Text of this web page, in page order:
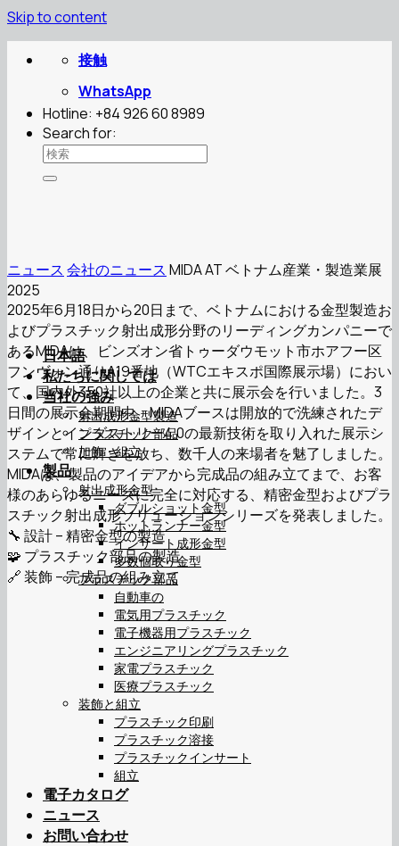
Skip to content
接触
WhatsApp
Hotline: +84 926 60 8989
Search for:
日本語
私たちに関しては
当社の強み
射出成形金型製造
プラスチック部品
加飾・組立
製品
射出成形金型
ダブルショット金型
ホットランナー金型
インサート成形金型
多数個取り金型
プラスチック部品
自動車の
電気用プラスチック
電子機器用プラスチック
エンジニアリングプラスチック
家電プラスチック
医療プラスチック
装飾と組立
プラスチック印刷
プラスチック溶接
プラスチックインサート
組立
電子カタログ
ニュース
お問い合わせ
ニュース 会社のニュース MIDA AT ベトナム産業・製造業展
2025
2025年6月18日から20日まで、ベトナムにおける金型製造お
よびプラスチック射出成形分野のリーディングカンパニーで
あるMIDAは、ビンズオン省トゥーダウモット市ホアフー区
フンヴォン通りA19番地（WTCエキスポ国際展示場）におい
て、国内外350社以上の企業と共に展示会を行いました。3
日間の展示会期間中、MIDAブースは開放的で洗練されたデ
ザインとインダストリー4.0の最新技術を取り入れた展示シ
ステムで常に輝きを放ち、数千人の来場者を魅了しました。
MIDAは、製品のアイデアから完成品の組み立てまで、お客
様のあらゆるニーズに完全に対応する、精密金型およびプラ
スチック射出成形ソリューションシリーズを発表しました。
🔧 設計 – 精密金型の製造
🧩 プラスチック部品の製造
🔗 装飾 – 完成品の組み立て